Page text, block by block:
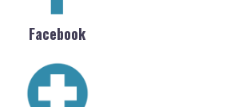
Facebook